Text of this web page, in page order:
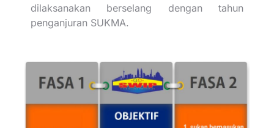
dilaksanakan berselang dengan tahun
penganjuran SUKMA.